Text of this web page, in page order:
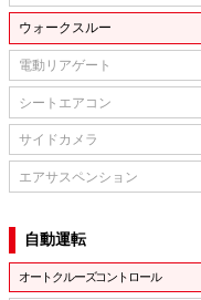
ウォークスルー
電動リアゲート
シートエアコン
サイドカメラ
エアサスペンション
自動運転
オートクルーズコントロール